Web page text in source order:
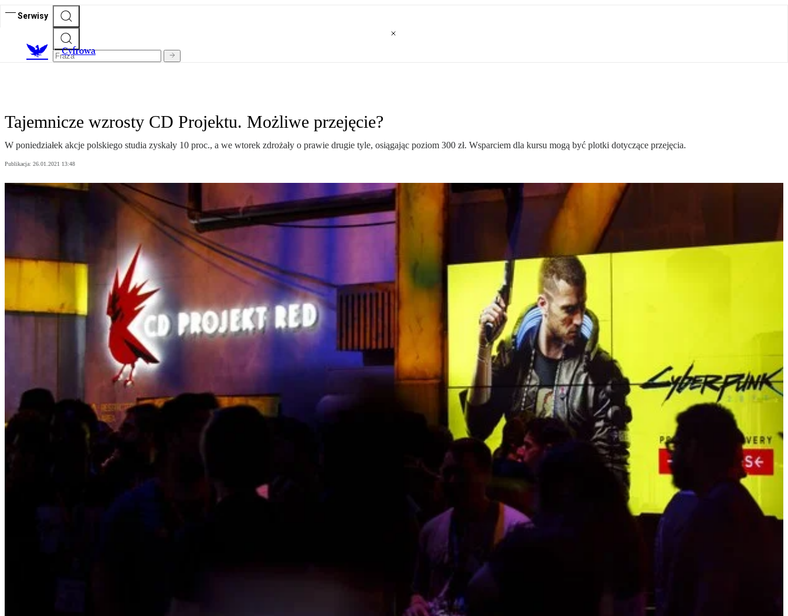
Serwisy
Cyfrowa
Tajemnicze wzrosty CD Projektu. Możliwe przejęcie?
W poniedziałek akcje polskiego studia zyskały 10 proc., a we wtorek zdrożały o prawie drugie tyle, osiągając poziom 300 zł. Wsparciem dla kursu mogą być plotki dotyczące przejęcia.
Publikacja: 26.01.2021 13:48